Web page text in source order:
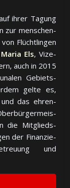
ihrer Tagung
zur men­schen­
Flücht­lin­gen
Maria Els, Vi­ze­
auch in 2015
Ge­biets­
gel­te es,
und das eh­ren­
die Mit­glieds­
der Fi­nan­zie­
und